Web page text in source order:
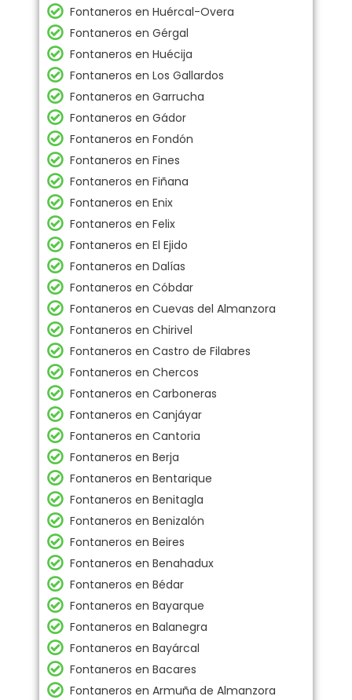
Fontaneros en Huércal-Overa
Fontaneros en Gérgal
Fontaneros en Huécija
Fontaneros en Los Gallardos
Fontaneros en Garrucha
Fontaneros en Gádor
Fontaneros en Fondón
Fontaneros en Fines
Fontaneros en Fiñana
Fontaneros en Enix
Fontaneros en Felix
Fontaneros en El Ejido
Fontaneros en Dalías
Fontaneros en Cóbdar
Fontaneros en Cuevas del Almanzora
Fontaneros en Chirivel
Fontaneros en Castro de Filabres
Fontaneros en Chercos
Fontaneros en Carboneras
Fontaneros en Canjáyar
Fontaneros en Cantoria
Fontaneros en Berja
Fontaneros en Bentarique
Fontaneros en Benitagla
Fontaneros en Benizalón
Fontaneros en Beires
Fontaneros en Benahadux
Fontaneros en Bédar
Fontaneros en Bayarque
Fontaneros en Balanegra
Fontaneros en Bayárcal
Fontaneros en Bacares
Fontaneros en Armuña de Almanzora